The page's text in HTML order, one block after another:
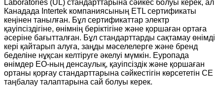
Laboratories (UL) стандарттарына сәйкес болуы керек, ал
Канадада Intertek компаниясының ETL сертификаты
кеңінен танылған. Бұл сертификаттар электр
қауіпсіздігіне, өнімнің беріктігіне және қоршаған ортаға
әсеріне бағытталған. Бұл стандарттарды сақтамау өнімді
кері қайтарып алуға, заңды мәселелерге және бренд
беделіне нұқсан келтіруге әкелуі мүмкін. Еуропада
өнімдер ЕО-ның денсаулық, қауіпсіздік және қоршаған
ортаны қорғау стандарттарына сәйкестігін көрсететін CE
таңбалау талаптарына сай болуы керек.